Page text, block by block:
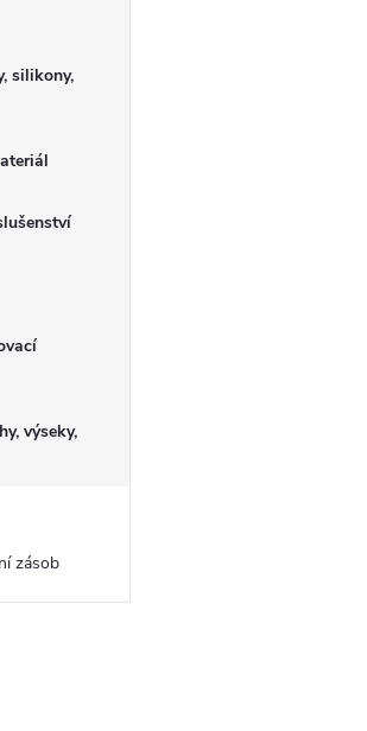
silikony,
výseky,
zásob